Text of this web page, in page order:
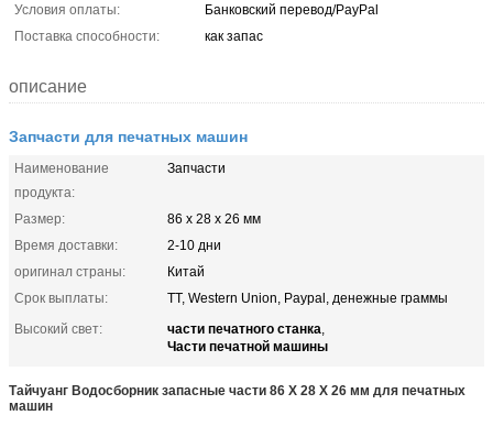
Условия оплаты:
Банковский перевод/PayPal
Поставка способности:
как запас
описание
Запчасти для печатных машин
Наименование
продукта:
Запчасти
Размер:
86 x 28 x 26 мм
Время доставки:
2-10 дни
оригинал страны:
Китай
Срок выплаты:
TT, Western Union, Paypal, денежные граммы
Высокий свет:
части печатного станка,
Части печатной машины
Тайчуанг Водосборник запасные части 86 X 28 X 26 мм для печатных
машин